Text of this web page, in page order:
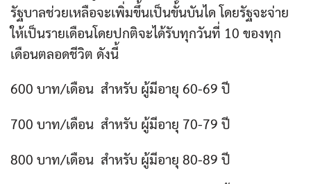
รัฐบาลช่วยเหลือจะเพิ่มขึ้นเป็นขั้นบันได โดยรัฐจะจ่าย
ให้เป็นรายเดือนโดยปกติจะได้รับทุกวันที่ 10 ของทุก
เดือนตลอดชีวิต ดังนี้
600 บาท/เดือน สำหรับ ผู้มีอายุ 60-69 ปี
700 บาท/เดือน สำหรับ ผู้มีอายุ 70-79 ปี
800 บาท/เดือน สำหรับ ผู้มีอายุ 80-89 ปี